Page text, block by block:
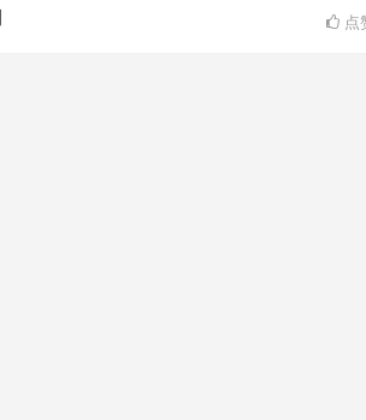
点